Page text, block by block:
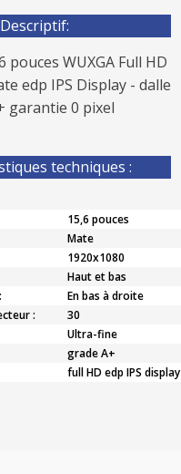
Descriptif:
pouces WUXGA Full HD
edp IPS Display - dalle
garantie 0 pixel
techniques :
15,6 pouces
Mate
1920x1080
Haut et bas
En bas à droite
:
30
Ultra-fine
grade A+
full HD edp IPS display